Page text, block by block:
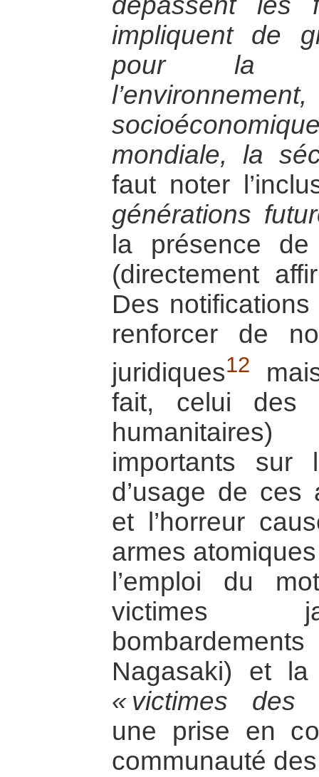
impliquent de
pour la
mondiale, la
faut noter
générations
la présence
(directement
Des
renforcer de
juridiques12
fait, celui des
importants sur
d’usage de ces
et l’horreur
armes
l’emploi du
victimes
Nagasaki) et la
« victimes des
une prise en
communauté